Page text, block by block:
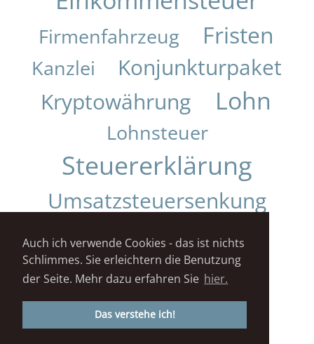
Auch ich verwende Cookies - das ist nichts
Schlimmes. Sie erleichtern die Benutzung
der Seite. Mehr dazu erfahren Sie hier.
Das verstehe ich!
Firmenfahrzeug Fristen
Kanzlei
Konjunkturpaket
Kryptowährung
Lohn
Lohnsteuer
Steuererklärung
Umsatzsteuersenkung
Urteil
Impressum
Datenschutz
STEUERKANZLEI DANIELA KUNZ© 2018